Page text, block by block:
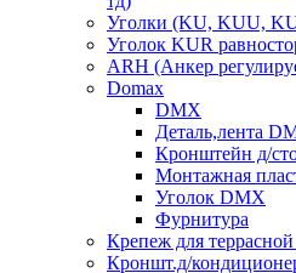
Уголки (KU, KUU,
Уголок KUR
ARH (Анкер
Domax
DMX
Деталь,лента
Кронштейн д/
Монтажная
Уголок DMX
Фурнитура
Крепеж для
Кроншт.д/